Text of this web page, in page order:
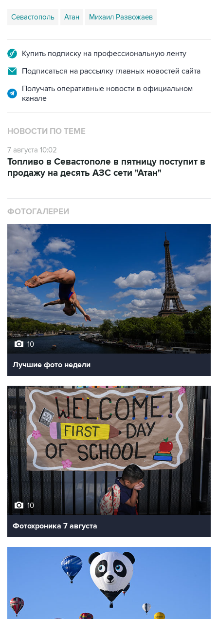
Севастополь Атан Михаил Развожаев
Купить подписку на профессиональную ленту
Подписаться на рассылку главных новостей сайта
Получать оперативные новости в официальном
канале
НОВОСТИ ПО ТЕМЕ
7 августа 10:02
Топливо в Севастополе в пятницу поступит в
продажу на десять АЗС сети "Атан"
ФОТОГАЛЕРЕИ
10
Лучшие фото недели
10
Фотохроника 7 августа